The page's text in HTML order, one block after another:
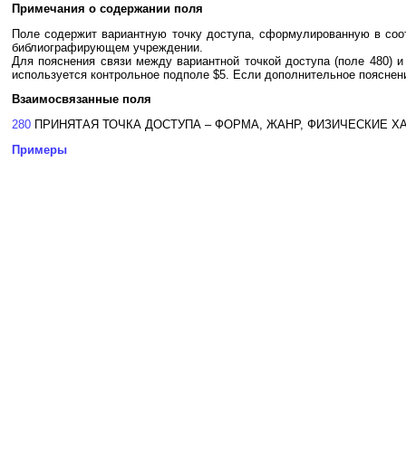
Примечания о содержании поля
Поле содержит вариантную точку доступа, сформулированную в
библиографирующем учреждении.
Для пояснения связи между вариантной точкой доступа (поле
используется контрольное подполе $5. Если дополнительное
Взаимосвязанные поля
280 ПРИНЯТАЯ ТОЧКА ДОСТУПА – ФОРМА, ЖАНР, ФИЗИЧЕСКИЕ
Примеры